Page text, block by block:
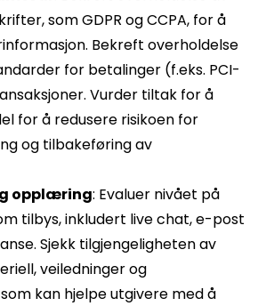
som GDPR og CCPA, for å
Bekreft overholdelse
for betalinger (f.eks. PCI-
Vurder tiltak for å
for å redusere risikoen for
og tilbakeføring av
opplæring: Evaluer nivået på
tilbys, inkludert live chat, e-post
Sjekk tilgjengeligheten av
veiledninger og
kan hjelpe utgivere med å